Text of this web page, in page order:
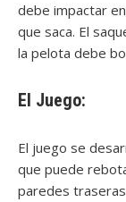
debe impactar
que saca. El
la pelota debe
El Juego:
El juego se
que puede
paredes